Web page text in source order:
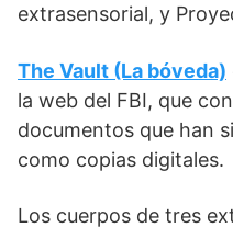
extrasensorial, y
The Vault (La bóveda)
la web del FBI, que
documentos que han
como copias digitales.
Los cuerpos de tres